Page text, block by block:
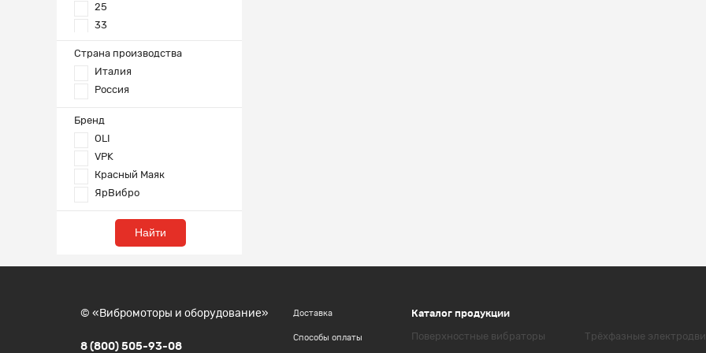
25
33
55
65
80
85
Страна производства
Италия
Россия
Бренд
OLI
VPK
Красный Маяк
ЯрВибро
Найти
© «Вибромоторы и оборудование»
8 (800) 505-93-08
Доставка
Способы оплаты
Каталог продукции
Поверхностные вибраторы Трёхфазные